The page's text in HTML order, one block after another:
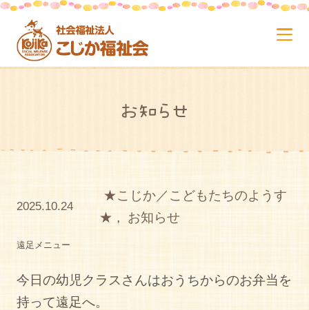
お知らせ
2025.10.24
★こじか／こどもたちのようす
★ , お知らせ
遠足メニュー
今日の幼児クラスさんはおうちからのお弁当を
持って遠足へ。